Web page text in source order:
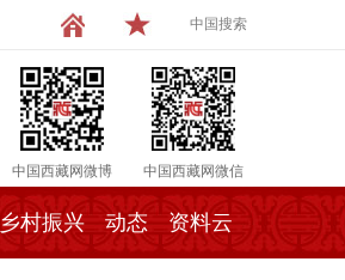
中国搜索
中国西藏网微博 中国西藏网微信
乡村振兴 动态 资料云